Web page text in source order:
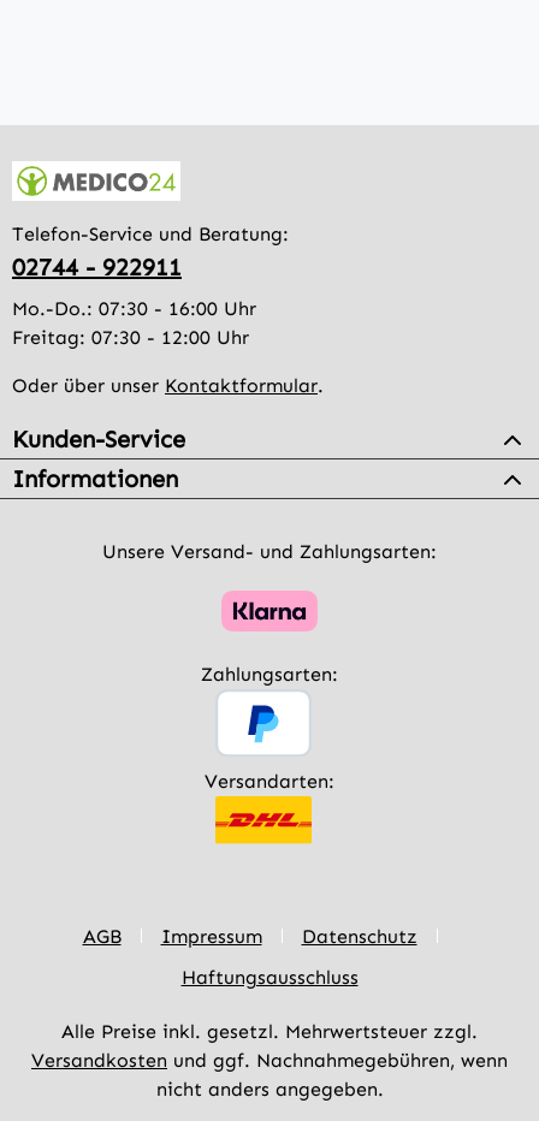
Telefon-Service und Beratung:
02744 - 922911
Mo.-Do.: 07:30 - 16:00 Uhr
Freitag: 07:30 - 12:00 Uhr
Oder über unser Kontaktformular.
Kunden-Service
Informationen
Unsere Versand- und Zahlungsarten:
Zahlungsarten:
Versandarten:
AGB Impressum
Datenschutz
Haftungsausschluss
Alle Preise inkl. gesetzl. Mehrwertsteuer zzgl.
Versandkosten und ggf. Nachnahmegebühren, wenn
nicht anders angegeben.